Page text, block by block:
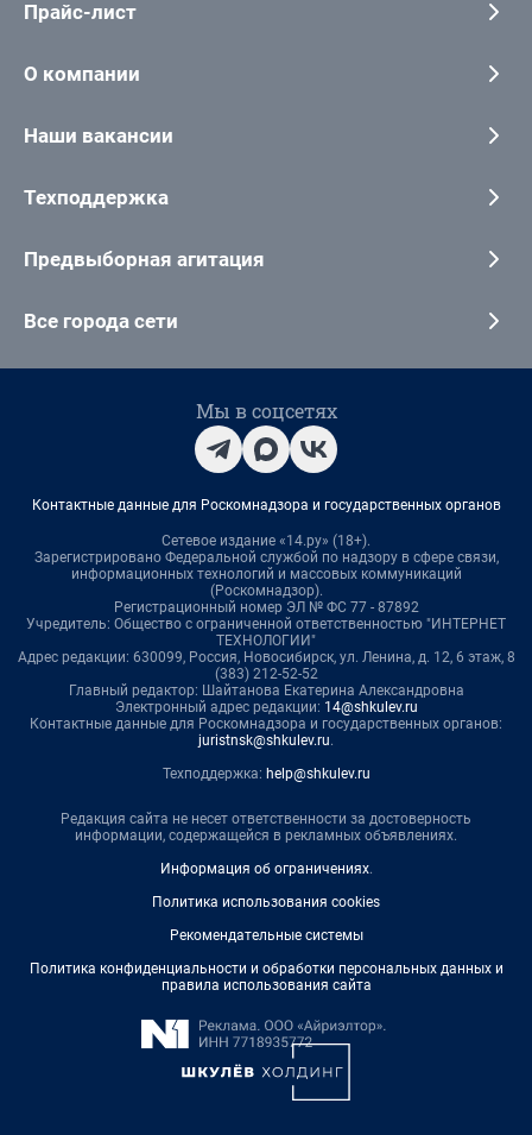
Прайс-лист
О компании
Наши вакансии
Техподдержка
Предвыборная агитация
Все города сети
Мы в соцсетях
Контактные данные для Роскомнадзора и государственных органов
Сетевое издание «14.ру» (18+).
Зарегистрировано Федеральной службой по надзору в сфере связи,
информационных технологий и массовых коммуникаций
(Роскомнадзор).
Регистрационный номер ЭЛ № ФС 77 - 87892
Учредитель: Общество с ограниченной ответственностью "ИНТЕРНЕТ
ТЕХНОЛОГИИ"
Адрес редакции: 630099, Россия, Новосибирск, ул. Ленина, д. 12, 6 этаж, 8
(383) 212-52-52
Главный редактор: Шайтанова Екатерина Александровна
Электронный адрес редакции: 14@shkulev.ru
Контактные данные для Роскомнадзора и государственных органов:
juristnsk@shkulev.ru.
Техподдержка: help@shkulev.ru
Редакция сайта не несет ответственности за достоверность
информации, содержащейся в рекламных объявлениях.
Информация об ограничениях.
Политика использования cookies
Рекомендательные системы
Политика конфиденциальности и обработки персональных данных и
правила использования сайта